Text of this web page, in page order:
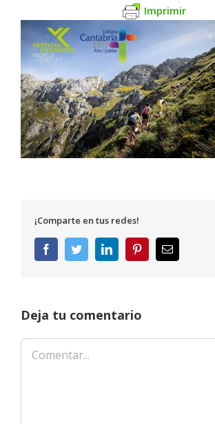
Imprimir
¡Comparte en tus redes!
FacebookTwitterLinkedInPinterestCorreo
electrónico
Deja tu comentario
Comentar